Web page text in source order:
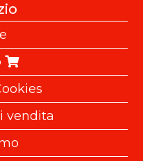
vendita